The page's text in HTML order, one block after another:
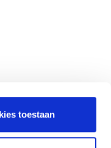
toestaan